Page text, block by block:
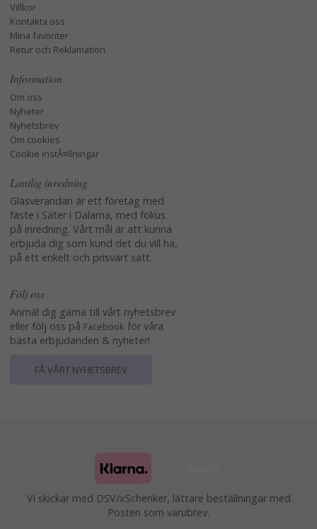
Villkor
Kontakta oss
Mina favoriter
Retur och Reklamation
Information
Om oss
Nyheter
Nyhetsbrev
Om cookies
Cookie instÃ¤llningar
Lantlig inredning
Glasverandan är ett företag med
fäste i Säter i Dalarna, med fokus
på inredning. Vårt mål är att kunna
erbjuda dig som kund det du vill ha,
på ett enkelt och prisvärt sätt.
Följ oss
Anmäl dig gärna till vårt nyhetsbrev
eller följ oss på Facebook för våra
bästa erbjudanden & nyheter!
FÅ VÅRT NYHETSBREV
Vi skickar med DSV/xSchenker, lättare beställningar med
Posten som varubrev.